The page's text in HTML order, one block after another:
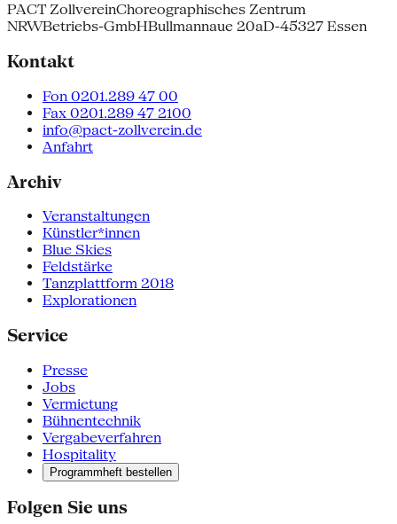
PACT ZollvereinChoreographisches Zentrum
NRWBetriebs-GmbHBullmannaue 20aD-45327 Essen
Kontakt
Fon 0201.289 47 00
Fax 0201.289 47 2100
info@pact-zollverein.de
Anfahrt
Archiv
Veranstaltungen
Künstler*innen
Blue Skies
Feldstärke
Tanzplattform 2018
Explorationen
Service
Presse
Jobs
Vermietung
Bühnentechnik
Vergabeverfahren
Hospitality
Programmheft bestellen
Folgen Sie uns